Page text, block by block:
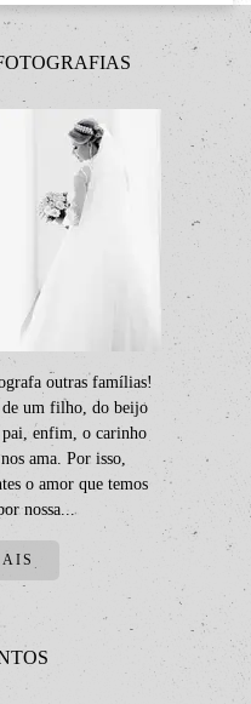
outras famílias!
de um filho, do beijo
pai, enfim, o carinho
ama. Por isso,
o amor que temos
nossa...